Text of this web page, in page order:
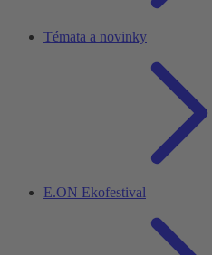
Témata a novinky
E.ON Ekofestival